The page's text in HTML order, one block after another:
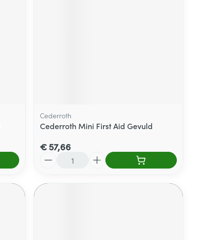
Cederroth
Cederroth Mini First Aid Gevuld
€ 57,66